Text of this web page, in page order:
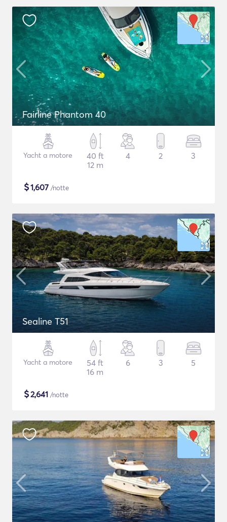
Fairline Phantom 40
Yacht a motore
40 ft
12 m
4 2 3
$1,607 /notte
Sealine T51
Yacht a motore
54 ft
16 m
6 3 5
$2,641 /notte